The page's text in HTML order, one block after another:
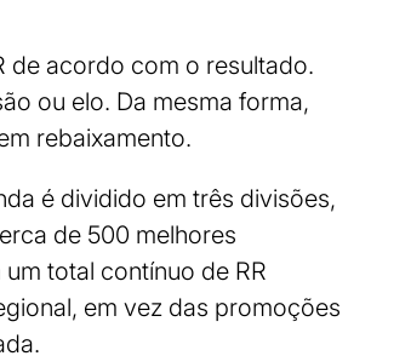
de acordo com o resultado.
ou elo. Da mesma forma,
rebaixamento.
é dividido em três divisões,
de 500 melhores
total contínuo de RR
em vez das promoções